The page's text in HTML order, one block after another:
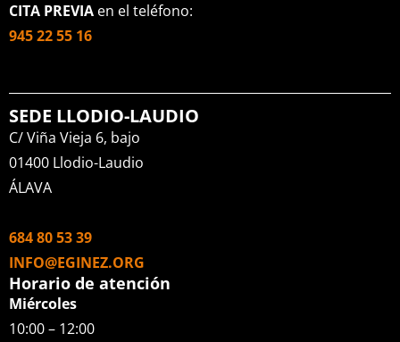
CITA PREVIA en el teléfono:
945 22 55 16
SEDE LLODIO-LAUDIO
C/ Viña Vieja 6, bajo
01400 Llodio-Laudio
ÁLAVA
684 80 53 39
INFO@EGINEZ.ORG
Horario de atención
Miércoles
10:00 – 12:00